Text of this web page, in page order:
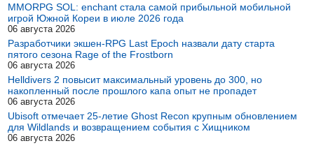
MMORPG SOL: enchant стала самой прибыльной мобильной
игрой Южной Кореи в июле 2026 года
06 августа 2026
Разработчики экшен-RPG Last Epoch назвали дату старта
пятого сезона Rage of the Frostborn
06 августа 2026
Helldivers 2 повысит максимальный уровень до 300, но
накопленный после прошлого капа опыт не пропадет
06 августа 2026
Ubisoft отмечает 25-летие Ghost Recon крупным обновлением
для Wildlands и возвращением события с Хищником
06 августа 2026